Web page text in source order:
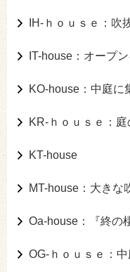
IH-ｈｏｕｓｅ：吹
IT-house：オープ
KO-house：中庭に
KR-ｈｏｕｓｅ：
KT-house
MT-house：大きな
Oa-house：『終の
OG-ｈｏｕｓｅ：